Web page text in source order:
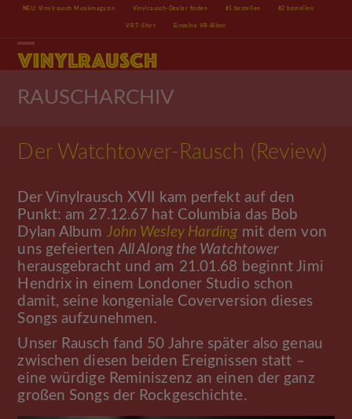
Skip
content
NEU: Vinylrausch Musikmagazin Vinylrausch-Dealer finden #1 bestellen #2 bestellen
VR T-Shirt Einzelne VR-Alben
Open
mobile
menu
Close
mobile
menu
RAUSCHARCHIV
Der Watchtower-Rausch (Review)
Der Vinylrausch XVII kam perfekt auf den
Punkt: am 27.12.67 hat Columbia das Bob
Dylan Album John Wesley Harding mit dem von
uns gefeiertenAll Along the Watchtower
herausgebracht und am 21.01.68 beginnt Jimi
Hendrix in einem Londoner Studio schon
damit, seine kongeniale Coverversion dieses
Songs aufzunehmen.
Unser Rausch fand 50 Jahre später also genau
zwischen diesen beiden Ereignissen statt –
eine würdige Reminiszenz an einen der ganz
großen Songs der Rockgeschichte.